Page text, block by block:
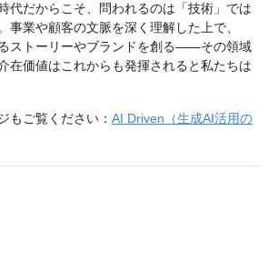
代だからこそ、問われるのは「技術」では
事業や顧客の文脈を深く理解した上で、
ストーリーやブランドを創る——その領域
在価値はこれからも発揮されると私たちは
もご覧ください： AI Driven（生成AI活用の